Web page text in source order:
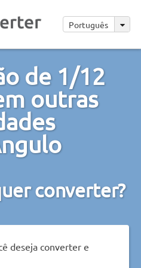
Português
de 1/12
outras
converter?
deseja converter e